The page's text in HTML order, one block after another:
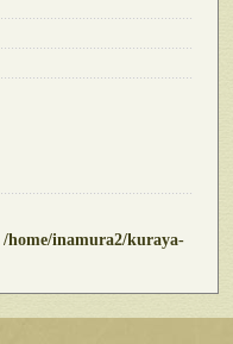
/home/inamura2/kuraya-